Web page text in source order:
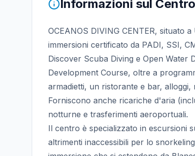
Informazioni sul Centro
OCEANOS DIVING CENTER, situato
immersioni certificato da PADI, SSI,
Discover Scuba Diving e Open Water
Development Course, oltre a
armadietti, un ristorante e bar,
Forniscono anche ricariche d'aria
notturne e trasferimenti aeroportuali.
Il centro è specializzato in escursioni
altrimenti inaccessibili per lo